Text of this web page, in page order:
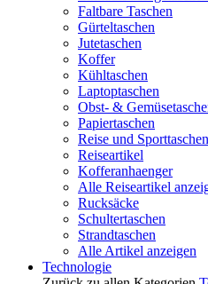
Faltbare Taschen
Gürteltaschen
Jutetaschen
Koffer
Kühltaschen
Laptoptaschen
Obst- &
Papiertaschen
Reise und Sporttaschen
Reiseartikel
Kofferanhaenger
Alle Reiseartikel
Rucksäcke
Schultertaschen
Strandtaschen
Alle Artikel anzeigen
Technologie